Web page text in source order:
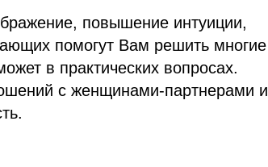
повышение интуиции,
помогут Вам решить многие
в практических вопросах.
с женщинами-партнерами и